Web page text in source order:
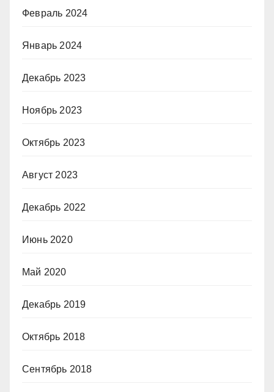
Февраль 2024
Январь 2024
Декабрь 2023
Ноябрь 2023
Октябрь 2023
Август 2023
Декабрь 2022
Июнь 2020
Май 2020
Декабрь 2019
Октябрь 2018
Сентябрь 2018